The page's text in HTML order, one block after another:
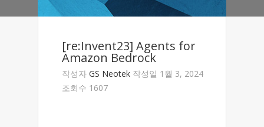
[re:Invent23] Agents for
Amazon Bedrock
작성자 GS Neotek 작성일 1월 3, 2024
조회수 1607